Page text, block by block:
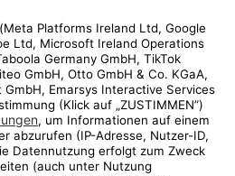
AGBDatenschutzCompliance
ImpressumHelp Center